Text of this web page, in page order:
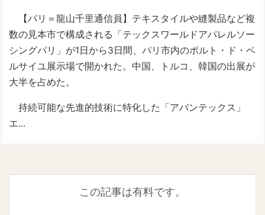
【パリ＝龍山千里通信員】テキスタイルや縫製品など複
数の見本市で構成される「テックスワールドアパレルソー
シングパリ」が1日から3日間、パリ市内のポルト・ド・ベ
ルサイユ展示場で開かれた。中国、トルコ、韓国の出展が
大半を占めた。
持続可能な先進的技術に特化した「アバンテックス」
エ...
この記事は有料です。